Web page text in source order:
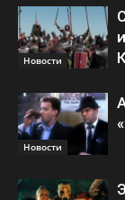
Новости
Новости